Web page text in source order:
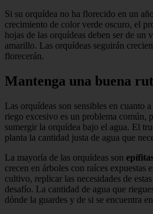
Si su orquídea no ha florecido en un
crecimiento de color verde oscuro, el
hojas de las orquídeas deben ser de un
amarillo. Las orquídeas seguirán
florecerán.
Mantenga una buena
Las orquídeas son sensibles en cuanto
riego excesivo es un problema común,
sumergir la orquídea bajo el agua. El
planta la cantidad justa de agua que
La mayoría de las orquídeas son
crecen en árboles con raíces expuestas
cultivo, replicar las necesidades de
desafío. La cantidad de agua que
dónde la guardes y de si se encuentra